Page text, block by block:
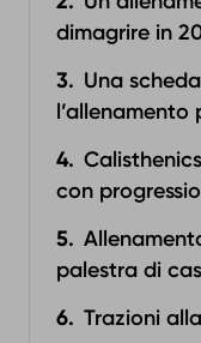
dimagrire in
Una
l’allenamento
con
palestra di
Trazioni